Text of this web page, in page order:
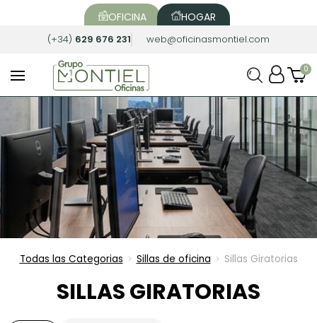
OFICINA HOGAR
(+34) 629 676 231 web@oficinasmontiel.com
Todas las Categorias > Sillas de oficina > Sillas Giratorias
SILLAS GIRATORIAS